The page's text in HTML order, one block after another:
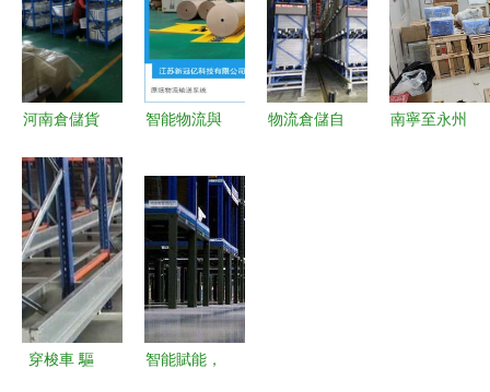
儲自動化工
程設備
布局及設備
應用
自動化新篇
章
河南倉儲貨
領物流及倉
儲自動化工
程設備新篇
章
智能物流與
華南國際瓦
楞展引領倉
儲與工廠自
動化新浪潮
物流倉儲自
南寧至永州
穿梭車 驅
智能賦能，